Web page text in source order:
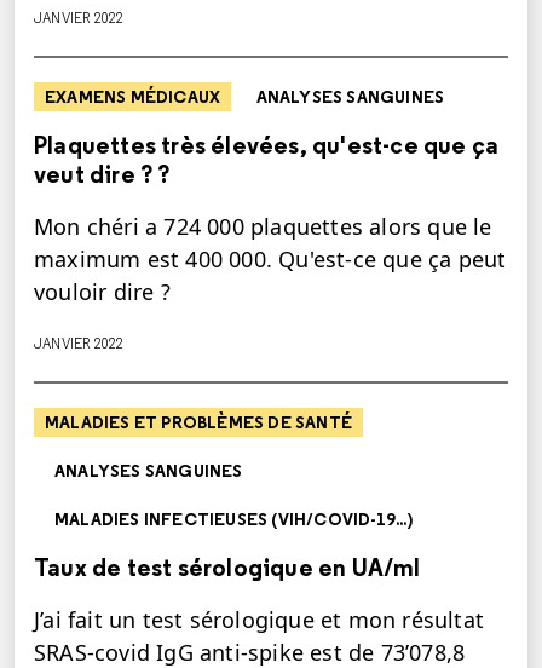
JANVIER 2022
EXAMENS MÉDICAUX ANALYSES SANGUINES
Plaquettes très élevées, qu'est-ce que ça
veut dire ? ?
Mon chéri a 724 000 plaquettes alors que le
maximum est 400 000. Qu'est-ce que ça peut
vouloir dire ?
JANVIER 2022
MALADIES ET PROBLÈMES DE SANTÉ
ANALYSES SANGUINES
MALADIES INFECTIEUSES (VIH/COVID-19...)
Taux de test sérologique en UA/ml
J’ai fait un test sérologique et mon résultat
SRAS-covid IgG anti-spike est de 73’078,8